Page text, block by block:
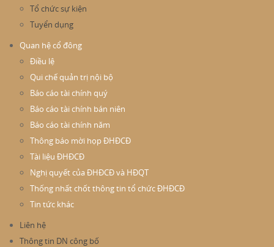
Tổ chức sự kiện
Tuyển dụng
Quan hệ cổ đông
Điều lệ
Qui chế quản trị nội bộ
Báo cáo tài chính quý
Báo cáo tài chính bán niên
Báo cáo tài chính năm
Thông báo mời họp ĐHĐCĐ
Tài liệu ĐHĐCĐ
Nghị quyết của ĐHĐCĐ và HĐQT
Thống nhất chốt thông tin tổ chức ĐHĐCĐ
Tin tức khác
Liên hệ
Thông tin DN công bố